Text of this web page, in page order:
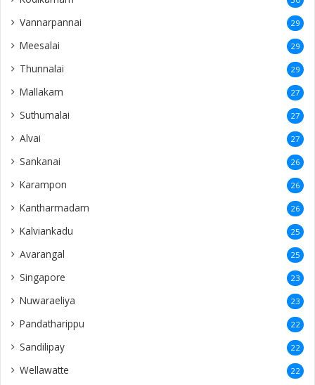
Vannarpannai 29
Meesalai 29
Thunnalai 29
Mallakam 27
Suthumalai 27
Alvai 27
Sankanai 26
Karampon 26
Kantharmadam 26
Kalviankadu 25
Avarangal 25
Singapore 23
Nuwaraeliya 23
Pandatharippu 22
Sandilipay 22
Wellawatte 22